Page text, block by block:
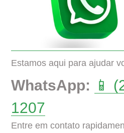
Estamos aqui para ajudar
WhatsApp:
📱
1207
Entre em contato